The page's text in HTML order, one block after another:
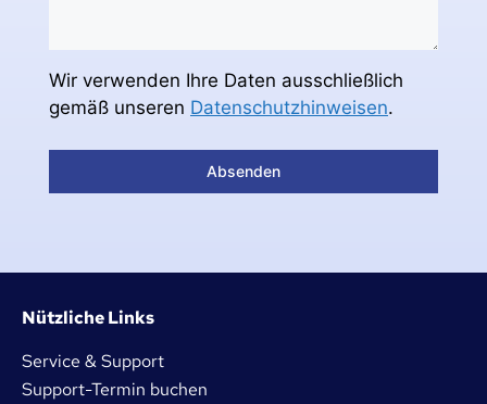
Wir verwenden Ihre Daten ausschließlich
gemäß unseren Datenschutzhinweisen.
Absenden
Nützliche Links
Service & Support
Support-Termin buchen